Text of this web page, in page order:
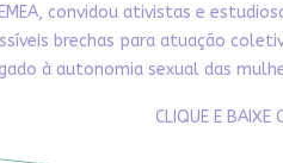
convidou ativistas e
brechas para atuação
à autonomia sexual das
CLIQUE E BAIXE